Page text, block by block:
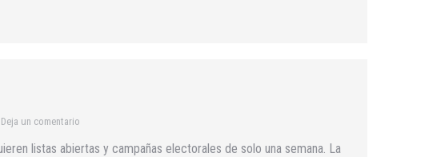
Deja un comentario
listas abiertas y campañas electorales de solo una semana. La